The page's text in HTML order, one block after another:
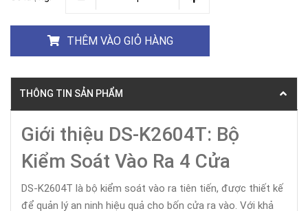
THÊM VÀO GIỎ HÀNG
THÔNG TIN SẢN PHẨM
Giới thiệu DS-K2604T: Bộ
Kiểm Soát Vào Ra 4 Cửa
DS-K2604T là bộ kiểm soát vào ra tiên tiến, được thiết kế
để quản lý an ninh hiệu quả cho bốn cửa ra vào. Với khả